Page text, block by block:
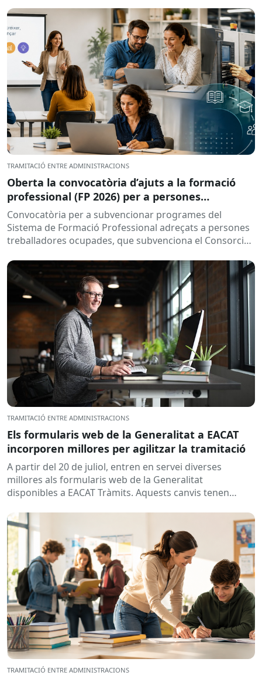
TRAMITACIÓ ENTRE ADMINISTRACIONS
Oberta la convocatòria d’ajuts a la formació
professional (FP 2026) per a persones
treballadores ocupades
Convocatòria per a subvencionar programes del
Sistema de Formació Professional adreçats a persones
treballadores ocupades, que subvenciona el Consorci
TRAMITACIÓ ENTRE ADMINISTRACIONS
Els formularis web de la Generalitat a EACAT
incorporen millores per agilitzar la tramitació
A partir del 20 de juliol, entren en servei diverses
millores als formularis web de la Generalitat
disponibles a EACAT Tràmits. Aquests canvis tenen
TRAMITACIÓ ENTRE ADMINISTRACIONS